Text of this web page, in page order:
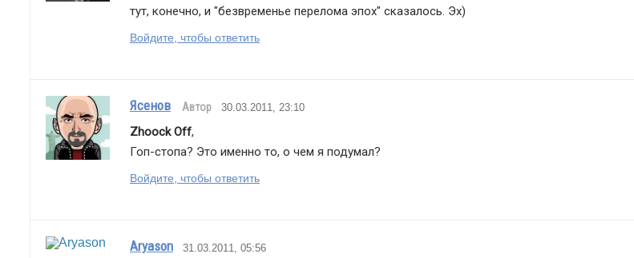
тут, конечно, и "безвременье перелома эпох" сказалось. Эх)
Войдите, чтобы ответить
Ясенов Автор 30.03.2011, 23:10
Zhoock Off,
Гоп-стопа? Это именно то, о чем я подумал?
Войдите, чтобы ответить
Aryason 31.03.2011, 05:56